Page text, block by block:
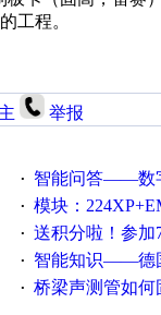
工程。
举报
· 智能问答——数字化工厂与
· 模块：
· 送积分啦！参加7月6日
· 智能知识——德国工业崛起
· 桥梁声测管如何固